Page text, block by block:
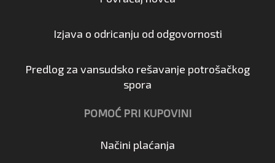
Izjava o odricanju od odgovornosti
Predlog za vansudsko rešavanje potrošačkog
spora
POMOĆ PRI KUPOVINI
Načini plaćanja